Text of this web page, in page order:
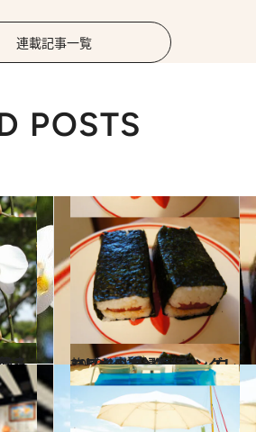
連載記事一覧
POSTS
2013.10.29
ハワイの主婦直伝！ ロコフード3分クッキングレシピ
旅＆お出かけ